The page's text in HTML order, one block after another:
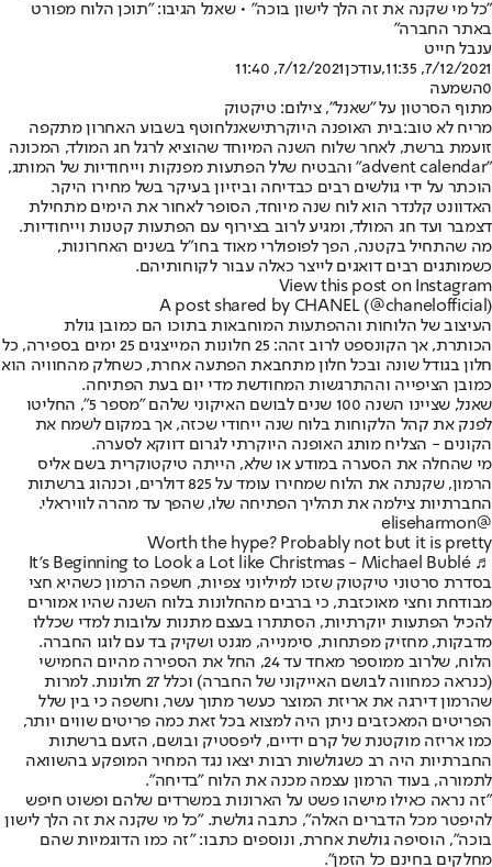
"כל מי שקנה את זה הלך לישון בוכה" • שאנל הגיבו: "תוכן הלוח מפורט
באתר החברה"
ענבל חייט
7/12/2021, 11:35
,עודכן7/12/2021, 11:40
0השמעה
מתוף הסרטון על "שאנל", צילום: טיקטוק
מריח לא טוב:בית האופנה היוקרתישאנלחוטף בשבוע האחרון מתקפה
זועמת ברשת, לאחר שלוח השנה המיוחד שהוציא לרגל חג המולד, המכונה
"advent calendar" והבטיח שלל הפתעות מפנקות וייחודיות של המותג,
הוכתר על ידי גולשים רבים כבדיחה וביזיון בעיקר בשל מחירו היקר.
האדוונט קלנדר הוא לוח שנה מיוחד, הסופר לאחור את הימים מתחילת
דצמבר ועד חג המולד, ומגיע לרוב בצירוף עם הפתעות קטנות וייחודיות.
מה שהתחיל בקטנה, הפך לפופולרי מאוד בחו"ל בשנים האחרונות,
כשמותגים רבים דואגים לייצר כאלה עבור לקוחותיהם.
View this post on Instagram
A post shared by CHANEL (@chanelofficial)
העיצוב של הלוחות וההפתעות המוחבאות בתוכו הם כמובן גולת
הכותרת, אך הקונספט לרוב זהה: 25 חלונות המייצגים 25 ימים בספירה, כל
חלון בגודל שונה ובכל חלון מתחבאת הפתעה אחרת, כשחלק מהחוויה הוא
כמובן הציפייה וההתרגשות המחודשת מדי יום בעת הפתיחה.
שאנל, שציינו השנה 100 שנים לבושם האיקוני שלהם "מספר 5", החליטו
לפנק את קהל הלקוחות בלוח שנה ייחודי שכזה, אך במקום לשמח את
הקונים - הצליח מותג האופנה היוקרתי לגרום דווקא לסערה.
מי שהחלה את הסערה במודע או שלא, הייתה טיקטוקרית בשם אליס
הרמון, שקנתה את הלוח שמחירו עומד על 825 דולרים, וכנהוג ברשתות
החברתיות צילמה את תהליך הפתיחה שלו, שהפך עד מהרה לוויראלי.
@eliseharmon
Worth the hype? Probably not but it is pretty
♬ It's Beginning to Look a Lot like Christmas - Michael Bublé
בסדרת סרטוני טיקטוק שזכו למיליוני צפיות, חשפה הרמון כשהיא חצי
מבודחת וחצי מאוכזבת, כי ברבים מהחלונות בלוח השנה שהיו אמורים
להכיל הפתעות יוקרתיות, הסתתרו בעצם מתנות עלובות למדי שכללו
מדבקות, מחזיק מפתחות, סימנייה, מגנט ושקיק בד עם לוגו החברה.
הלוח, שלרוב ממוספר מאחד עד 24, החל את הספירה מהיום החמישי
(כנראה כמחווה לבושם האייקוני של החברה) וכלל 27 חלונות. למרות
שהרמון דירגה את אריזת המוצר כעשר מתוך עשר, וחשפה כי בין שלל
הפריטים המאכזבים ניתן היה למצוא בכל זאת כמה פריטים שווים יותר,
כמו אריזה מוקטנת של קרם ידיים, ליפסטיק ובושם, הזעם ברשתות
החברתיות היה רב כשגולשות רבות יצאו נגד המחיר המופקע בהשוואה
לתמורה, בעוד הרמון עצמה מכנה את הלוח "בדיחה".
"זה נראה כאילו מישהו פשט על הארונות במשרדים שלהם ופשוט חיפש
להיפטר מכל הדברים האלה", כתבה גולשת. "כל מי שקנה את זה הלך לישון
בוכה", הוסיפה גולשת אחרת, ונוספים כתבו: "זה כמו הדוגמיות שהם
מחלקים בחינם כל הזמן".